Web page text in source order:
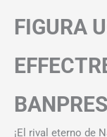
FIGURA
¡El rival eterno de